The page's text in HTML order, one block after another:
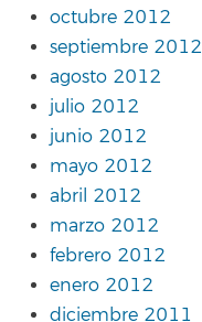
octubre 2012
septiembre 2012
agosto 2012
julio 2012
junio 2012
mayo 2012
abril 2012
marzo 2012
febrero 2012
enero 2012
diciembre 2011